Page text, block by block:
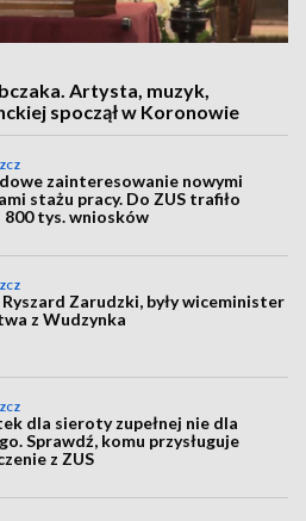
Artysta, muzyk,
spoczął w Koronowie
zainteresowanie nowymi
stażu pracy. Do ZUS trafiło
800 tys. wniosków
Ryszard Zarudzki, były wiceminister
z Wudzynka
dla sieroty zupełnej nie dla
Sprawdź, komu przysługuje
z ZUS